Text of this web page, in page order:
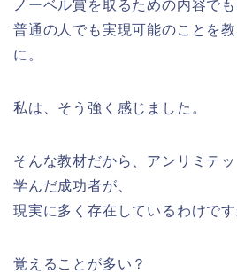
ノーベル賞を取るための内容でも
普通の人でも実現可能のことを
に。
私は、そう強く感じました。
そんな教材だから、アンリミテ
学んだ成功者が、
現実に多く存在しているわけです
覚えることが多い？